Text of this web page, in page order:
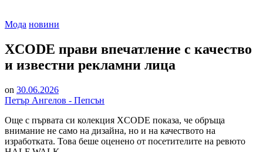
Posted
Мода новини
XCODE прави впечатление с качество
и известни рекламни лица
on 30.06.2026
Петър Ангелов - Пепсън
Още с първата си колекция XCODE показа, че обръща
внимание не само на дизайна, но и на качеството на
изработката. Това беше оценено от посетителите на ревюто